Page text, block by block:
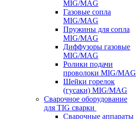
MIG/MAG
Газовые сопла
MIG/MAG
Пружины для сопла
MIG/MAG
Диффузоры газовые
MIG/MAG
Ролики подачи
проволоки MIG/MAG
Шейки горелок
(гусаки) MIG/MAG
Сварочное оборудование
для TIG сварки
Сварочные аппараты